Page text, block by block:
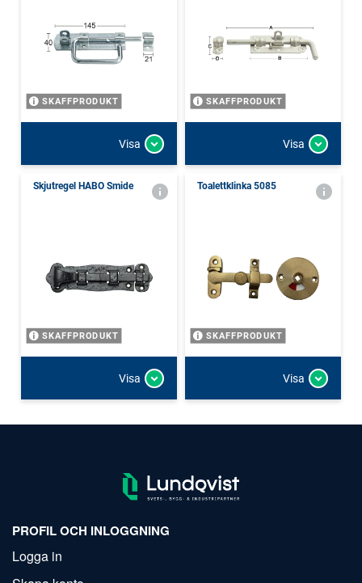
SKAFFPRODUKT
Visa
SKAFFPRODUKT
Visa
Skjutregel HABO Smide
SKAFFPRODUKT
Visa
Toalettklinka 5085
SKAFFPRODUKT
Visa
PROFIL OCH INLOGGNING
Logga in